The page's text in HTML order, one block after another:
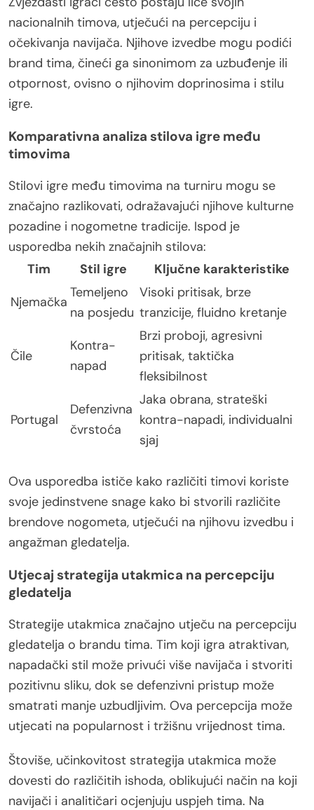
nacionalnih timova, utječući na percepciju i
očekivanja navijača. Njihove izvedbe mogu podići
brand tima, čineći ga sinonimom za uzbuđenje ili
otpornost, ovisno o njihovim doprinosima i stilu
igre.
Komparativna analiza stilova igre među
timovima
Stilovi igre među timovima na turniru mogu se
značajno razlikovati, odražavajući njihove kulturne
pozadine i nogometne tradicije. Ispod je
usporedba nekih značajnih stilova:
Tim
Stil igre
Ključne karakteristike
Njemačka
Temeljeno
na posjedu
Visoki pritisak, brze
tranzicije, fluidno kretanje
Čile
Kontra-
napad
Brzi proboji, agresivni
pritisak, taktička
fleksibilnost
Portugal
Defenzivna
čvrstoća
Jaka obrana, strateški
kontra-napadi, individualni
sjaj
Ova usporedba ističe kako različiti timovi koriste
svoje jedinstvene snage kako bi stvorili različite
brendove nogometa, utječući na njihovu izvedbu i
angažman gledatelja.
Utjecaj strategija utakmica na percepciju
gledatelja
Strategije utakmica značajno utječu na percepciju
gledatelja o brandu tima. Tim koji igra atraktivan,
napadački stil može privući više navijača i stvoriti
pozitivnu sliku, dok se defenzivni pristup može
smatrati manje uzbudljivim. Ova percepcija može
utjecati na popularnost i tržišnu vrijednost tima.
Štoviše, učinkovitost strategija utakmica može
dovesti do različitih ishoda, oblikujući način na koji
navijači i analitičari ocjenjuju uspjeh tima. Na